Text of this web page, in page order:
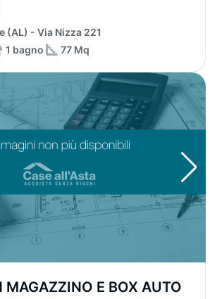
(AL) - Via Nizza 221
1 bagno 77 Mq
MAGAZZINO E BOX AUTO